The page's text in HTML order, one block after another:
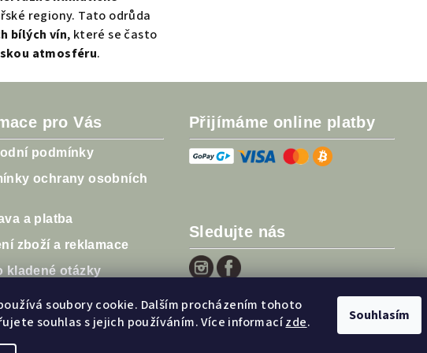
soubory cookie. Dalším procházením tohoto
souhlas s jejich používáním. Více informacízde. Souhlasím
regiony. Tato odrůda
bílých vín, které se často
atmosféru.
pro Vás
podmínky
ochrany osobních
a platba
zboží a reklamace
kladené otázky
obchodu
Přijímáme online platby
Sledujte nás